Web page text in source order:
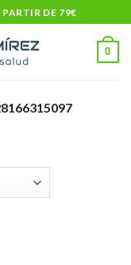
DE 79€
0